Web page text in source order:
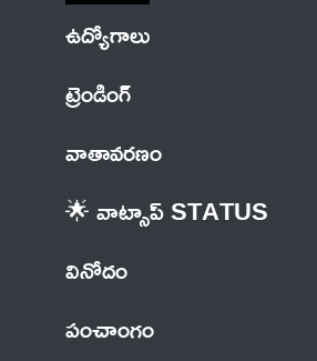
ఉద్యోగాలు
ట్రెండింగ్
వాతావరణం
🌟 వాట్సాప్ STATUS
వినోదం
పంచాంగం